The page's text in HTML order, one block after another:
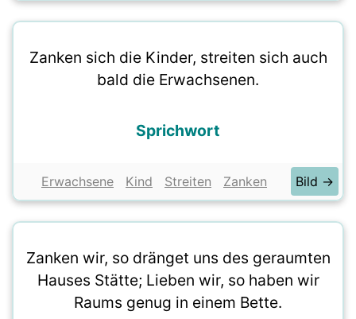
Zanken sich die Kinder, streiten sich auch
bald die Erwachsenen.
Sprichwort
Erwachsene Kind Streiten Zanken Bild →
Zanken wir, so dränget uns des geraumten
Hauses Stätte; Lieben wir, so haben wir
Raums genug in einem Bette.